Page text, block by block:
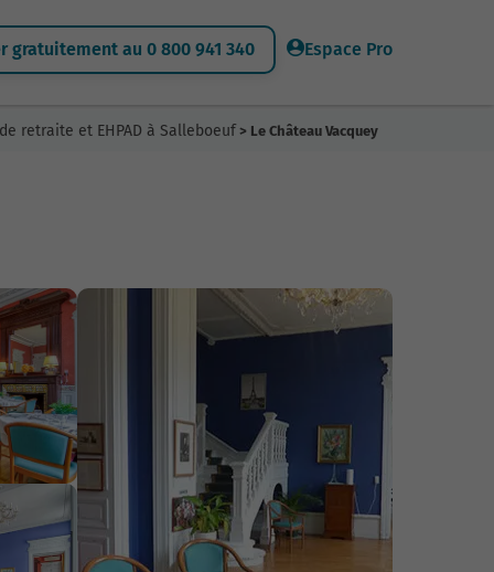
gratuitement au 0 800 941 340 Espace Pro
retraite et EHPAD à Salleboeuf > Le Château Vacquey